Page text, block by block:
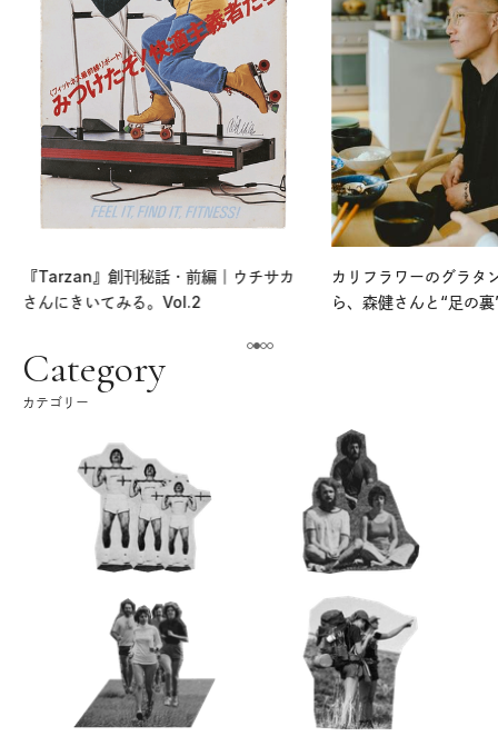
『Tarzan』創刊秘話・前編｜ウチサカ
さんにきいてみる。Vol.2
カリフラワーのグラタ
ら、森健さんと“足の
Category
カテゴリー